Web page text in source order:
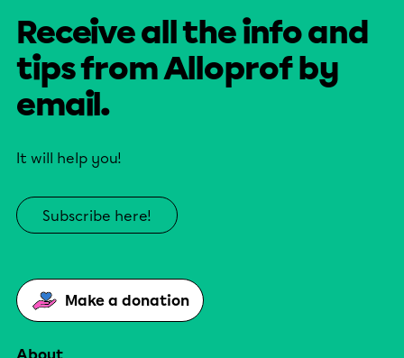
Receive all the info and
tips from Alloprof by
email.
It will help you!
Subscribe here!
Make a donation